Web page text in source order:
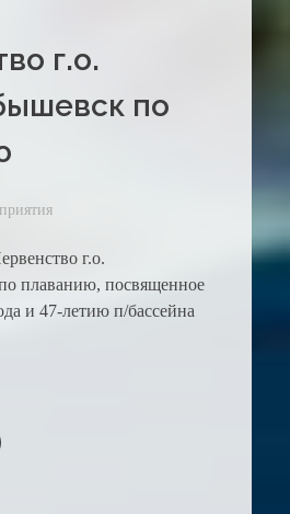
г.о.
по
г.о.
плаванию, посвященное
и 47-летию п/бассейна